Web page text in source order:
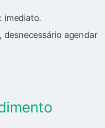
: imediato.
desnecessário agendar